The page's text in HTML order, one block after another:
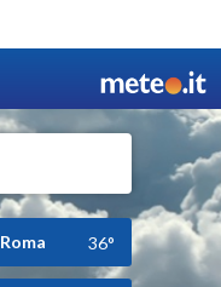
Roma 36°